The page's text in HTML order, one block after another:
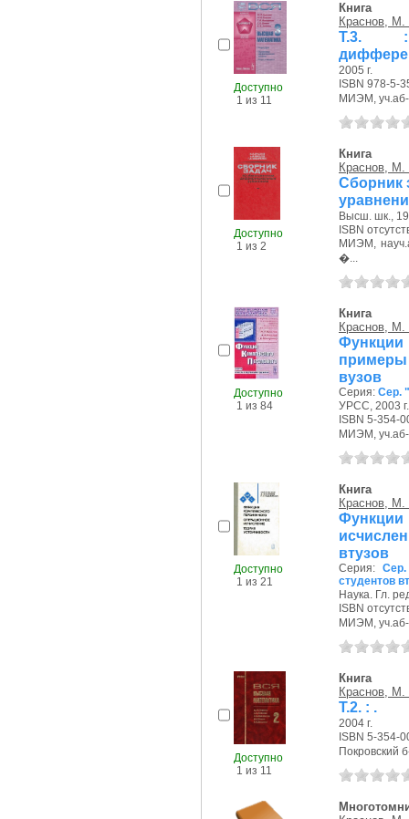
Доступно
1 из 11
Книга
Краснов,
Т.3. :
2005 г.
ISBN 978-5-
МИЭМ, уч.аб-
Доступно
1 из 2
Книга
Краснов,
Сборник
Высш. шк.,
ISBN
МИЭМ,
�...
Доступно
1 из 84
Книга
Краснов,
примеры
вузов
Серия: Сер.
УРСС, 2003 г.
ISBN 5-354-
МИЭМ, уч.аб-
Доступно
1 из 21
Книга
Краснов,
Функции
втузов
Серия:
студентов
Наука. Гл.
ISBN
МИЭМ, уч.аб-
Доступно
1 из 11
Книга
Краснов,
Т.2. : .
2004 г.
ISBN 5-354-
Покровский